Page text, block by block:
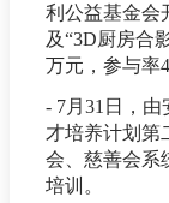
利公益基金会
及“3D厨房合
万元，参与率
- 7月31日，
才培养计划第
会、慈善会系
培训。